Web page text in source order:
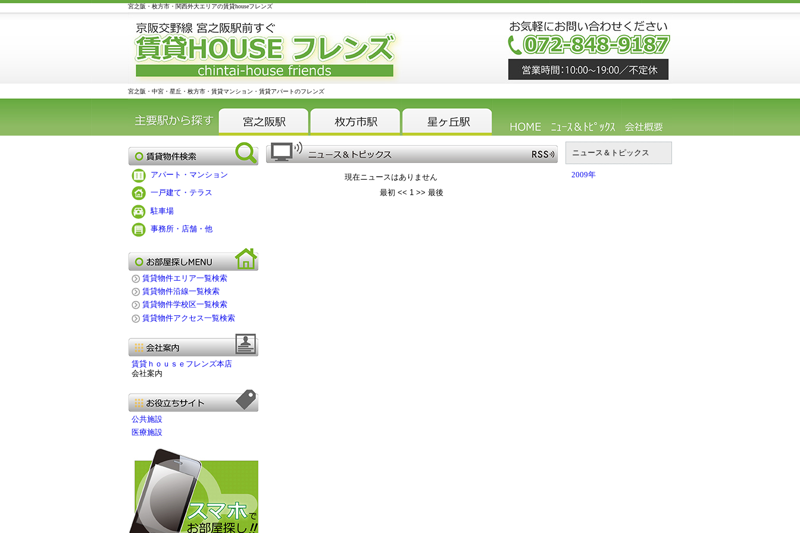
宮之阪・枚方市・関西外大エリアの賃貸houseフレンズ
宮之阪・中宮・星丘・枚方市・賃貸マンション・賃貸アパートのフレンズ
アパート・マンション
一戸建て・テラス
駐車場
事務所・店舗・他
賃貸物件エリア一覧検索
賃貸物件沿線一覧検索
賃貸物件学校区一覧検索
賃貸物件アクセス一覧検索
賃貸ｈｏｕｓｅフレンズ本店
会社案内
公共施設
医療施設
ニュース＆トピックス
2009年
現在ニュースはありません
最初 << 1 >> 最後